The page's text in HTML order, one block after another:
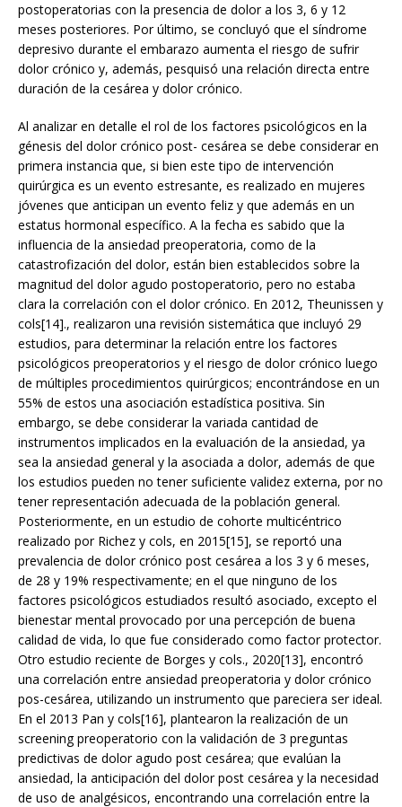
postoperatorias con la presencia de dolor a los 3, 6 y 12
meses posteriores. Por último, se concluyó que el síndrome
depresivo durante el embarazo aumenta el riesgo de sufrir
dolor crónico y, además, pesquisó una relación directa entre
duración de la cesárea y dolor crónico.
Al analizar en detalle el rol de los factores psicológicos en la
génesis del dolor crónico post- cesárea se debe considerar en
primera instancia que, si bien este tipo de intervención
quirúrgica es un evento estresante, es realizado en mujeres
jóvenes que anticipan un evento feliz y que además en un
estatus hormonal específico. A la fecha es sabido que la
influencia de la ansiedad preoperatoria, como de la
catastrofización del dolor, están bien establecidos sobre la
magnitud del dolor agudo postoperatorio, pero no estaba
clara la correlación con el dolor crónico. En 2012, Theunissen y
cols[14]., realizaron una revisión sistemática que incluyó 29
estudios, para determinar la relación entre los factores
psicológicos preoperatorios y el riesgo de dolor crónico luego
de múltiples procedimientos quirúrgicos; encontrándose en un
55% de estos una asociación estadística positiva. Sin
embargo, se debe considerar la variada cantidad de
instrumentos implicados en la evaluación de la ansiedad, ya
sea la ansiedad general y la asociada a dolor, además de que
los estudios pueden no tener suficiente validez externa, por no
tener representación adecuada de la población general.
Posteriormente, en un estudio de cohorte multicéntrico
realizado por Richez y cols, en 2015[15], se reportó una
prevalencia de dolor crónico post cesárea a los 3 y 6 meses,
de 28 y 19% respectivamente; en el que ninguno de los
factores psicológicos estudiados resultó asociado, excepto el
bienestar mental provocado por una percepción de buena
calidad de vida, lo que fue considerado como factor protector.
Otro estudio reciente de Borges y cols., 2020[13], encontró
una correlación entre ansiedad preoperatoria y dolor crónico
pos-cesárea, utilizando un instrumento que pareciera ser ideal.
En el 2013 Pan y cols[16], plantearon la realización de un
screening preoperatorio con la validación de 3 preguntas
predictivas de dolor agudo post cesárea; que evalúan la
ansiedad, la anticipación del dolor post cesárea y la necesidad
de uso de analgésicos, encontrando una correlación entre la